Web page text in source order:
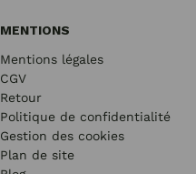
MENTIONS
Mentions légales
CGV
Retour
Politique de confidentialité
Gestion des cookies
Plan de site